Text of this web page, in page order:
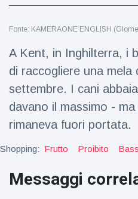
Viaggi e avventura
(77)
Ultime notizie
Dylan
Sprouse e
Barbara
Palvin
rivelano di
una
15 July
49
Millie Bobby
incoraggia
sua figlia ad
15 July
71
Visualizzazioni
Fonte: KAMERAONE ENGLISH
A Kent, in Inghilterra, i
di raccogliere una mela
settembre. I cani
davano il massimo -
rimaneva fuori portata.
Shopping: Frutto Proibito
Messaggi